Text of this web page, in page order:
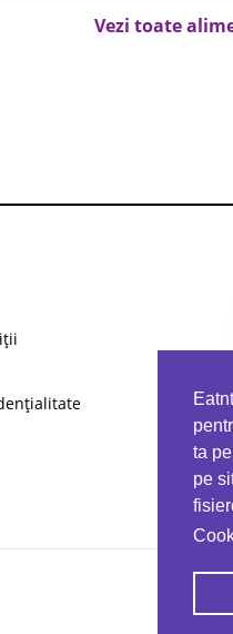
ta
pe
Vezi toate
PROTO41
reducere la orice comandă
EATNTRACK